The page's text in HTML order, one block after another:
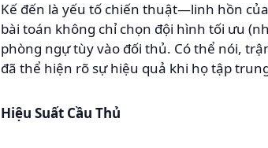
Kế đến là yếu tố chiến thuật—linh hồn
bài toán không chỉ chọn đội hình tối ưu
phòng ngự tùy vào đối thủ. Có thể nói,
đã thể hiện rõ sự hiệu quả khi họ tập
Hiệu Suất Cầu Thủ